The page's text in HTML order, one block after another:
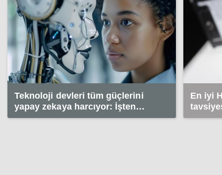
Teknoloji devleri tüm güçlerini
yapay zekaya harcıyor: İşten
çıkarmalar en yüksek seviyede!
En iyi